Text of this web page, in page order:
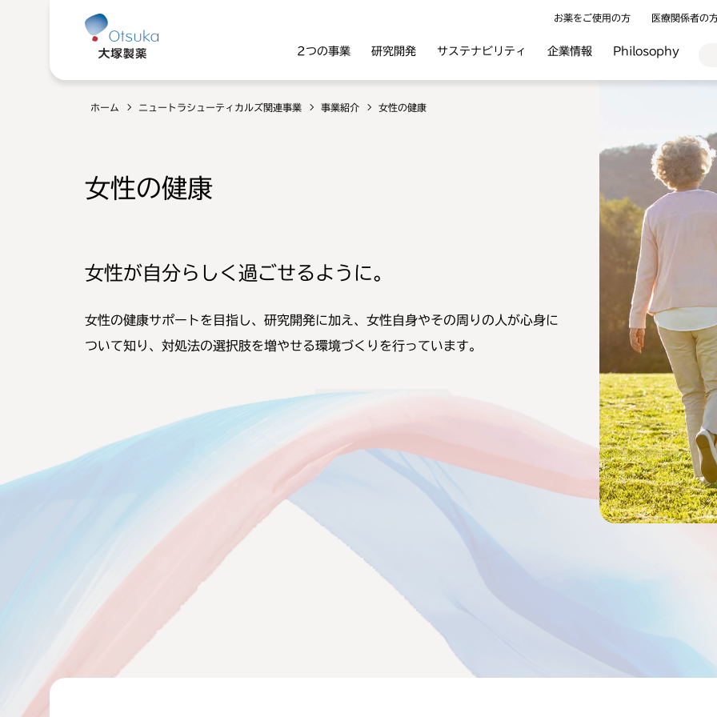
お薬をご使用の方 医療関係者の
2つの事業 研究開発 サステナビリティ 企業情報 Philosophy
ホーム ニュートラシューティカルズ関連事業 事業紹介 女性の健康
女性の健康
女性が自分らしく過ごせるように。
女性の健康サポートを目指し、研究開発に加え、女性自身やその周りの人が心身に
ついて知り、対処法の選択肢を増やせる環境づくりを行っています。